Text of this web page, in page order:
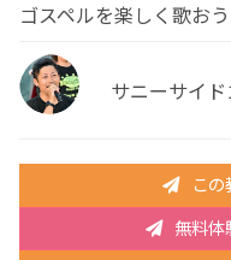
ゴスペルを楽しく歌おう
サニーサイ
こ
無料体